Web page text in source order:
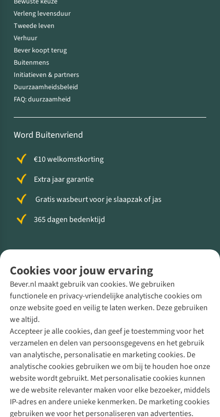
Cookies voor jouw ervaring
Bever.nl maakt gebruik van cookies. We gebruiken
functionele en privacy-vriendelijke analytische cookies om
onze website goed en veilig te laten werken. Deze gebruiken
we altijd.
Accepteer je alle cookies, dan geef je toestemming voor het
verzamelen en delen van persoonsgegevens en het gebruik
van analytische, personalisatie en marketing cookies. De
analytische cookies gebruiken we om bij te houden hoe onze
website wordt gebruikt. Met personalisatie cookies kunnen
we de website relevanter maken voor elke bezoeker, middels
IP-adres en andere unieke kenmerken. De marketing cookies
gebruiken we voor het personaliseren van advertenties.
Verleng levensduur
Tweede leven
Verhuur
Bever koopt terug
Buitenmens
Initiatieven & partners
Duurzaamheidsbeleid
FAQ: duurzaamheid
Word Buitenvriend
€10 welkomstkorting
Extra jaar garantie
Gratis wasbeurt voor je slaapzak of jas
365 dagen bedenktijd
Direct advies van een Buitenexpert
+31 (0)85 888 50 88
+31 6 12 28 49 80
Contactformulier